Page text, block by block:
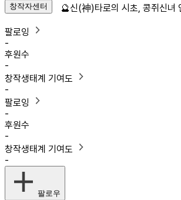
창작자센터
팔로잉
-
후원수
-
창작생태계 기여도
-
팔로잉
-
후원수
-
창작생태계 기여도
-
팔로우
🔮신(神)타로의 시초, 콩쥐신녀